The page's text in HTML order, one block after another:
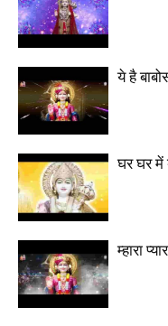
ये है
घर घर में
म्हारा